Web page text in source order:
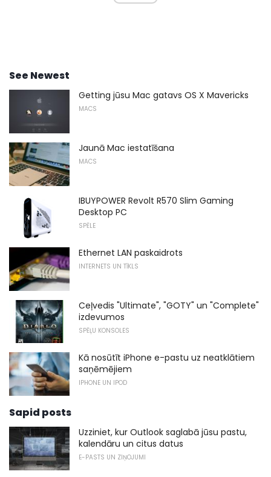
See Newest
Getting jūsu Mac gatavs OS X Mavericks
MACS
Jaunā Mac iestatīšana
MACS
IBUYPOWER Revolt R570 Slim Gaming
Desktop PC
SPĒLE
Ethernet LAN paskaidrots
INTERNETS UN TĪKLS
Ceļvedis "Ultimate", "GOTY" un "Complete"
izdevumos
SPĒĻU KONSOLES
Kā nosūtīt iPhone e-pastu uz neatklātiem
saņēmējiem
IPHONE UN IPOD
Sapid posts
Uzziniet, kur Outlook saglabā jūsu pastu,
kalendāru un citus datus
E-PASTS UN ZIŅOJUMI